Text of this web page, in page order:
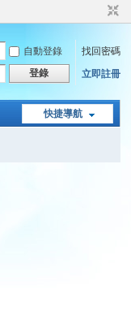
自動登錄
找回密碼
登錄 立即註冊
快捷導航